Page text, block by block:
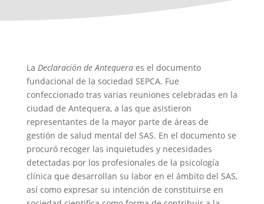
La Declaración de Antequeraes el documento
fundacional de la sociedad SEPCA. Fue
confeccionado tras varias reuniones celebradas en la
ciudad de Antequera, a las que asistieron
representantes de la mayor parte de áreas de
gestión de salud mental del SAS. En el documento se
procuró recoger las inquietudes y necesidades
detectadas por los profesionales de la psicología
clínica que desarrollan su labor en el ámbito del SAS,
así como expresar su intención de constituirse en